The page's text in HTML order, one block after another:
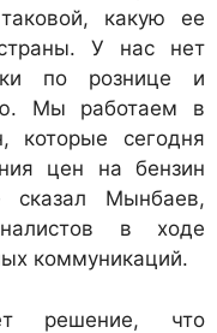
какую ее
У нас нет
по рознице и
Мы работаем в
которые сегодня
цен на бензин
Мынбаев,
в ходе
коммуникаций.
решение, что